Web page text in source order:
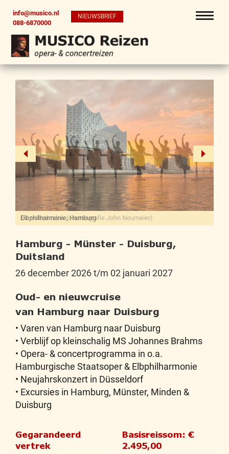
info@musico.nl
088-6870000
NIEUWSBRIEF
De notenkraker (choreografie John Neumeier)
Hamburg - Münster - Duisburg,
Duitsland
26 december 2026 t/m 02 januari 2027
Oud- en nieuwcruise
van Hamburg naar Duisburg
• Varen van Hamburg naar Duisburg
• Verblijf op kleinschalig MS Johannes Brahms
• Opera- & concertprogramma in o.a.
Hamburgische Staatsoper & Elbphilharmonie
• Neujahrskonzert in Düsseldorf
• Excursies in Hamburg, Münster, Minden &
Duisburg
Gegarandeerd
vertrek
Basisreissom: €
2.495,00